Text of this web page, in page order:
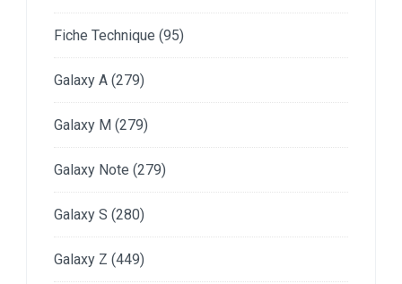
Fiche Technique (95)
Galaxy A (279)
Galaxy M (279)
Galaxy Note (279)
Galaxy S (280)
Galaxy Z (449)